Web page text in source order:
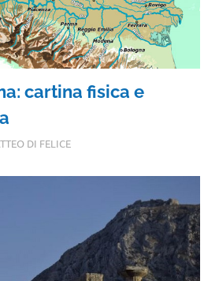
cartina fisica e
DI FELICE